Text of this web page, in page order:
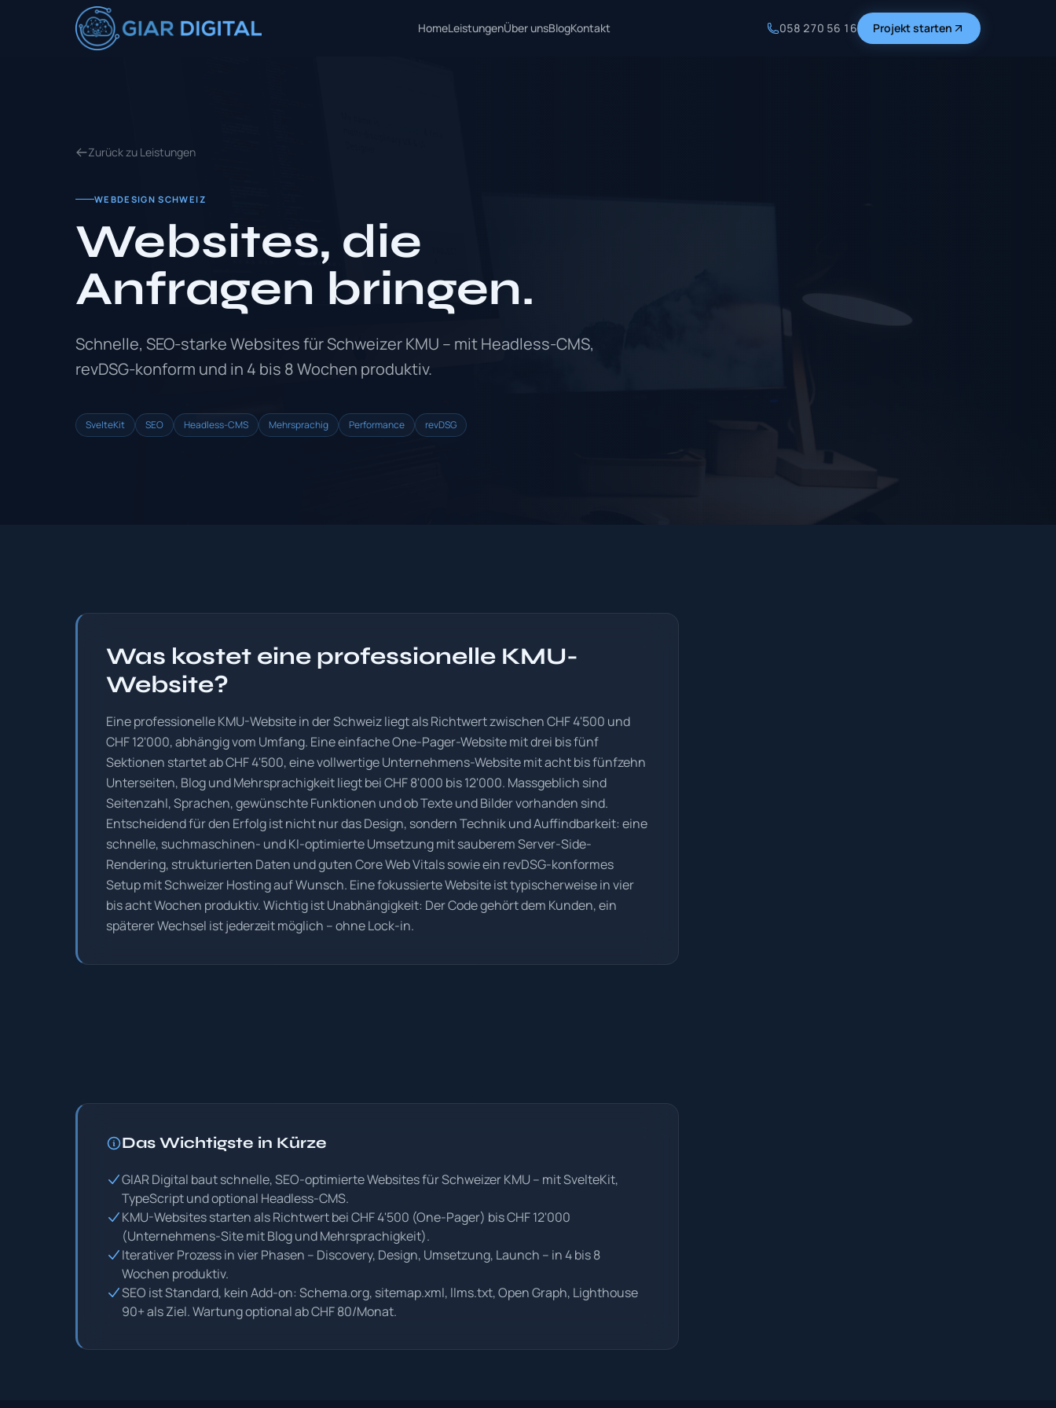
HomeLeistungenÜber unsBlogKontakt 058 270 56 16 Projekt starten
Zurück zu Leistungen
WEBDESIGN SCHWEIZ
Websites, die
Anfragen bringen.
Schnelle, SEO-starke Websites für Schweizer KMU – mit Headless-CMS,
revDSG-konform und in 4 bis 8 Wochen produktiv.
SvelteKit SEO Headless-CMS Mehrsprachig Performance revDSG
Was kostet eine professionelle KMU-
Website?
Eine professionelle KMU-Website in der Schweiz liegt als Richtwert zwischen CHF 4'500 und
CHF 12'000, abhängig vom Umfang. Eine einfache One-Pager-Website mit drei bis fünf
Sektionen startet ab CHF 4'500, eine vollwertige Unternehmens-Website mit acht bis fünfzehn
Unterseiten, Blog und Mehrsprachigkeit liegt bei CHF 8'000 bis 12'000. Massgeblich sind
Seitenzahl, Sprachen, gewünschte Funktionen und ob Texte und Bilder vorhanden sind.
Entscheidend für den Erfolg ist nicht nur das Design, sondern Technik und Auffindbarkeit: eine
schnelle, suchmaschinen- und KI-optimierte Umsetzung mit sauberem Server-Side-
Rendering, strukturierten Daten und guten Core Web Vitals sowie ein revDSG-konformes
Setup mit Schweizer Hosting auf Wunsch. Eine fokussierte Website ist typischerweise in vier
bis acht Wochen produktiv. Wichtig ist Unabhängigkeit: Der Code gehört dem Kunden, ein
späterer Wechsel ist jederzeit möglich – ohne Lock-in.
Das Wichtigste in Kürze
GIAR Digital baut schnelle, SEO-optimierte Websites für Schweizer KMU – mit SvelteKit,
TypeScript und optional Headless-CMS.
KMU-Websites starten als Richtwert bei CHF 4'500 (One-Pager) bis CHF 12'000
(Unternehmens-Site mit Blog und Mehrsprachigkeit).
Iterativer Prozess in vier Phasen – Discovery, Design, Umsetzung, Launch – in 4 bis 8
Wochen produktiv.
SEO ist Standard, kein Add-on: Schema.org, sitemap.xml, llms.txt, Open Graph, Lighthouse
90+ als Ziel. Wartung optional ab CHF 80/Monat.